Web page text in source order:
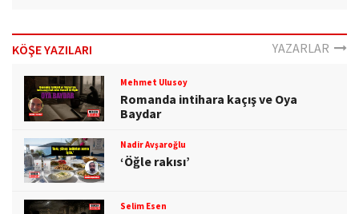
KÖŞE YAZILARI YAZARLAR
Mehmet Ulusoy
Romanda intihara kaçış ve Oya
Baydar
Nadir Avşaroğlu
‘Öğle rakısı’
Selim Esen